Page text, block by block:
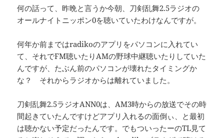
何の話って、昨晩と言うか今朝、刀剣乱舞2.5ラジオの
オールナイトニッポン0を聴いていたわけなんですが。
何年か前まではradikoのアプリをパソコンに入れてい
て、それでFM聴いたりAMの野球中継聴いたりしていた
んですが、たぶん前のパソコンが壊れたタイミングか
な？ それからラジオからは離れていました。
刀剣乱舞2.5ラジオANN0は、AM3時からの放送でその時
間起きていたんですけどアプリ入れるの面倒ぃ、と最初
は聴かない予定だったんです。でもついったーのTL見て